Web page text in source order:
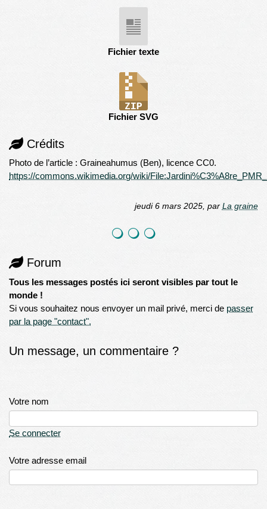
Fichier texte
Fichier SVG
Crédits
Photo de l’article : Graineahumus (Ben), licence CC0.
https://commons.wikimedia.org/wiki/
jeudi 6 mars 2025, par La graine
Forum
Tous les messages postés ici seront visibles par tout le
monde !
Si vous souhaitez nous envoyer un mail privé, merci de passer
par la page "contact".
Un message, un commentaire ?
Votre nom
Se connecter
Votre adresse email